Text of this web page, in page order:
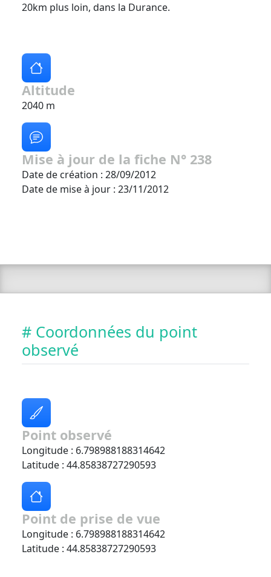
20km plus loin, dans la Durance.
Altitude
2040 m
Mise à jour de la fiche N° 238
Date de création : 28/09/2012
Date de mise à jour : 23/11/2012
# Coordonnées du point
observé
Point observé
Longitude : 6.798988188314642
Latitude : 44.85838727290593
Point de prise de vue
Longitude : 6.798988188314642
Latitude : 44.85838727290593